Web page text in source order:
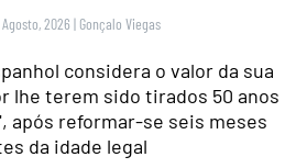
2026 | Gonçalo Viegas
considera o valor da sua
lhe terem sido tirados 50 anos
após reformar-se seis meses
da idade legal